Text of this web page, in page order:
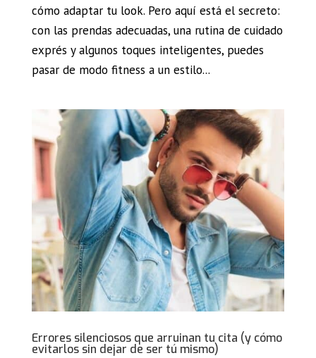
cómo adaptar tu look. Pero aquí está el secreto:
con las prendas adecuadas, una rutina de cuidado
exprés y algunos toques inteligentes, puedes
pasar de modo fitness a un estilo...
Errores silenciosos que arruinan tu cita (y cómo
evitarlos sin dejar de ser tú mismo)